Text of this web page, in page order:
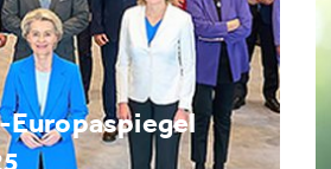
Europaspiegel